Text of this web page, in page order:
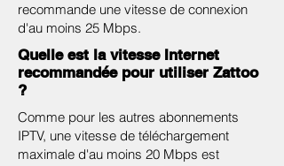
recommande une vitesse de connexion
d'au moins 25 Mbps.
Quelle est la vitesse Internet
recommandée pour utiliser Zattoo
?
Comme pour les autres abonnements
IPTV, une vitesse de téléchargement
maximale d'au moins 20 Mbps est